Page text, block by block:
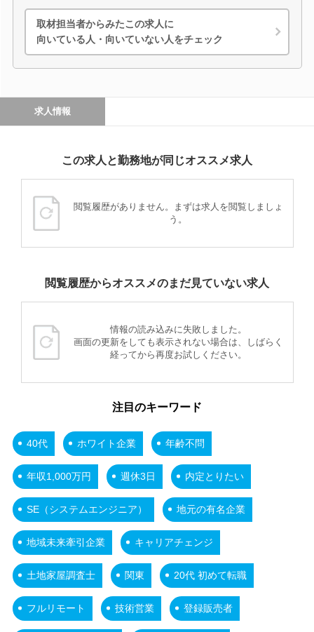
取材担当者からみたこの求人に
向いている人・向いていない人をチェック
求人情報
この求人と勤務地が同じオススメ求人
閲覧履歴がありません。まずは求人を閲覧しましょ
う。
閲覧履歴からオススメのまだ見ていない求人
情報の読み込みに失敗しました。
画面の更新をしても表示されない場合は、しばらく
経ってから再度お試しください。
注目のキーワード
40代 ホワイト企業 年齢不問
年収1,000万円 週休3日 内定とりたい
SE（システムエンジニア） 地元の有名企業
地域未来牽引企業 キャリアチェンジ
土地家屋調査士 関東 20代 初めて転職
フルリモート 技術営業 登録販売者